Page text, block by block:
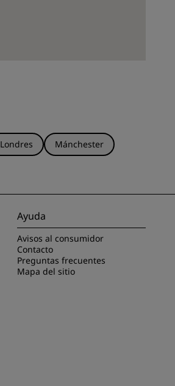
Londres
Mánchester
Ayuda
Avisos al consumidor
Contacto
Preguntas frecuentes
Mapa del sitio